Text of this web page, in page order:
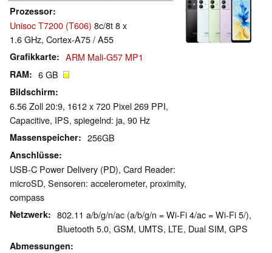
Prozessor
Unisoc T7200 (T606) 8c/8t 8 x
1.6 GHz, Cortex-A75 / A55
Grafikkarte ARM Mali-G57 MP1
RAM 6 GB
Bildschirm
6.56 Zoll 20:9, 1612 x 720 Pixel 269 PPI,
Capacitive, IPS, spiegelnd: ja, 90 Hz
Massenspeicher 256GB
Anschlüsse
USB-C Power Delivery (PD), Card Reader:
microSD, Sensoren: accelerometer, proximity,
compass
Netzwerk
802.11 a/b/g/n/ac (a/b/g/n = Wi-Fi 4/ac = Wi-Fi 5/),
Bluetooth 5.0, GSM, UMTS, LTE, Dual SIM, GPS
Abmessungen